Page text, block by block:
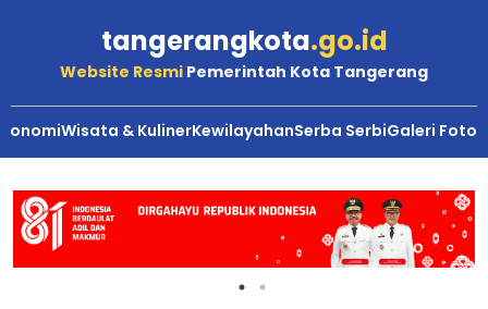
tangerangkota.go.id
Website Resmi Pemerintah Kota Tangerang
Wisata & KulinerKewilayahanSerba SerbiGaleri Foto